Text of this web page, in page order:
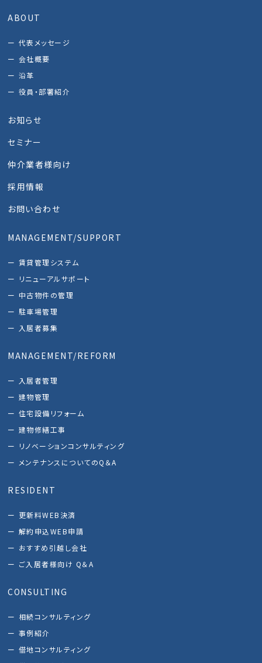
ABOUT
代表メッセージ
会社概要
沿革
役員・部署紹介
お知らせ
セミナー
仲介業者様向け
採用情報
お問い合わせ
MANAGEMENT/SUPPORT
賃貸管理システム
リニューアルサポート
中古物件の管理
駐車場管理
入居者募集
MANAGEMENT/REFORM
入居者管理
建物管理
住宅設備リフォーム
建物修繕工事
リノベーションコンサルティング
メンテナンスについてのQ＆A
RESIDENT
更新料WEB決済
解約申込WEB申請
おすすめ引越し会社
ご入居者様向け Q＆A
CONSULTING
相続コンサルティング
事例紹介
借地コンサルティング